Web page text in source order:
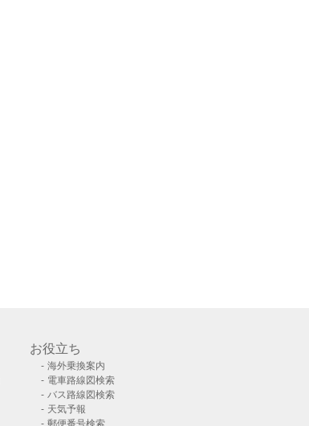
お役立ち
海外乗換案内
電車路線図検索
バス路線図検索
天気予報
郵便番号検索